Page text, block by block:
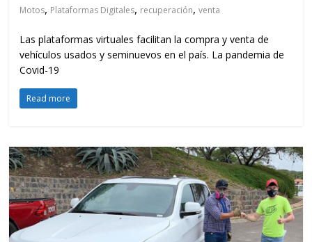
Motos, Plataformas Digitales, recuperación,venta
Las plataformas virtuales facilitan la compra y venta de
vehículos usados y seminuevos en el país. La pandemia de
Covid-19
Read more